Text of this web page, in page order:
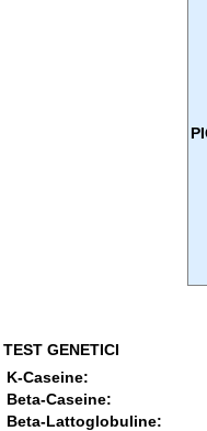
TEST GENETICI
K-Caseine:
Beta-Caseine:
Beta-Lattoglobuline: